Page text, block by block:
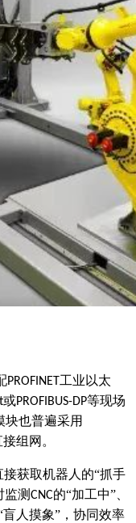
PROFINET工业以太
或PROFIBUS-DP等现场
块也普遍采用
组网。
接获取机器人的“抓手
监测CNC的“加工中”、
人摸象”，协同效率